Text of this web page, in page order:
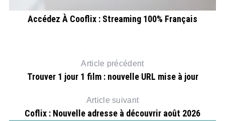
Accédez À Cooflix : Streaming 100% Français
Article précédent
Trouver 1 jour 1 film : nouvelle URL mise à jour
Article suivant
Coflix : Nouvelle adresse à découvrir août 2026